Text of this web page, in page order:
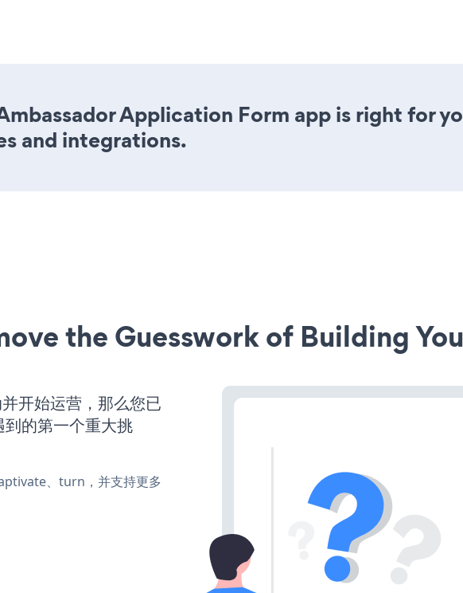
Application Form app is right for
and integrations.
the Guesswork of Building
开始运营，那么您已
的第一个重大挑
、turn，并支持更多